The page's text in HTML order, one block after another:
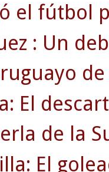
el fútbol
: Un
El
de la
El